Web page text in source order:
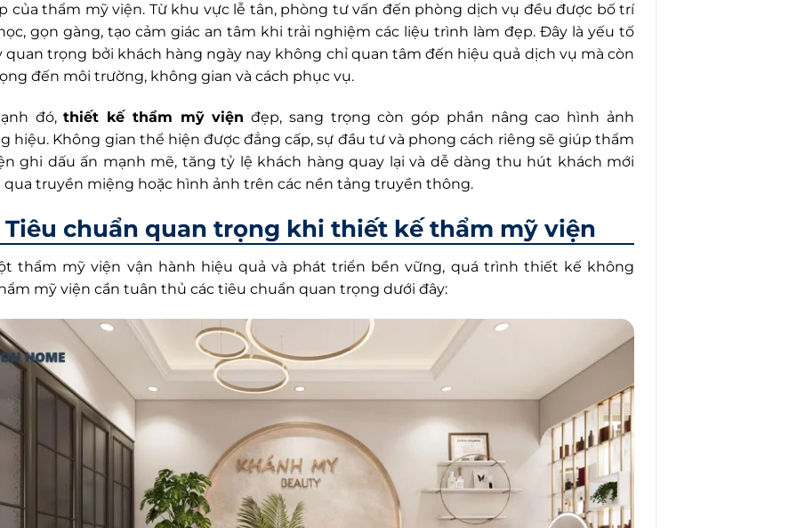
của thẩm mỹ viện. Từ khu vực lễ tân, phòng tư vấn đến phòng dịch vụ đều được bố trí
gọn gàng, tạo cảm giác an tâm khi trải nghiệm các liệu trình làm đẹp. Đây là yếu tố
quan trọng bởi khách hàng ngày nay không chỉ quan tâm đến hiệu quả dịch vụ mà còn
đến môi trường, không gian và cách phục vụ.
đó,thiết kế thẩm mỹ viện đẹp, sang trọng còn góp phần nâng cao hình ảnh
hiệu. Không gian thể hiện được đẳng cấp, sự đầu tư và phong cách riêng sẽ giúp thẩm
ghi dấu ấn mạnh mẽ, tăng tỷ lệ khách hàng quay lại và dễ dàng thu hút khách mới
truyền miệng hoặc hình ảnh trên các nền tảng truyền thông.
Tiêu chuẩn quan trọng khi thiết kế thẩm mỹ viện
thẩm mỹ viện vận hành hiệu quả và phát triển bền vững, quá trình thiết kế không
mỹ viện cần tuân thủ các tiêu chuẩn quan trọng dưới đây: